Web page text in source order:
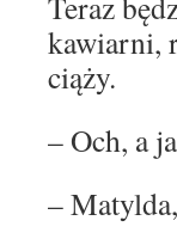
kawiarni,
ciąży.
– Och, a
–